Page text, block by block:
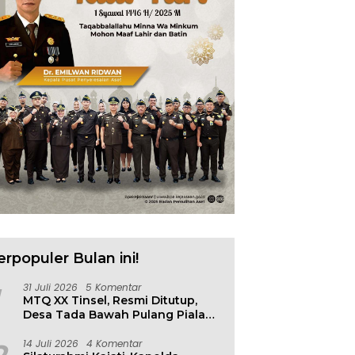
Bulan ini!
31 Juli 2026 5 Komentar
MTQ XX Tinsel, Resmi Ditutup,
Desa Tada Bawah Pulang Piala
14 Juli 2026 4 Komentar